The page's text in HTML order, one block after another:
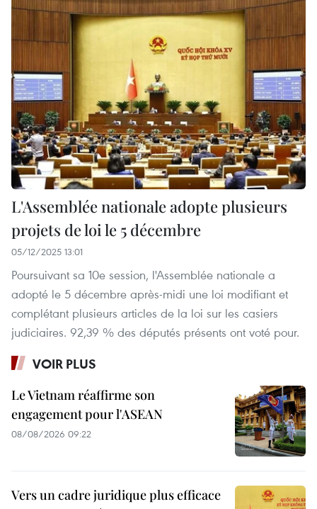
L'Assemblée nationale adopte plusieurs
projets de loi le 5 décembre
05/12/2025 13:01
Poursuivant sa 10e session, l'Assemblée nationale a
adopté le 5 décembre après-midi une loi modifiant et
complétant plusieurs articles de la loi sur les casiers
judiciaires. 92,39 % des députés présents ont voté pour.
VOIR PLUS
Le Vietnam réaffirme son
engagement pour l'ASEAN
08/08/2026 09:22
Vers un cadre juridique plus efficace